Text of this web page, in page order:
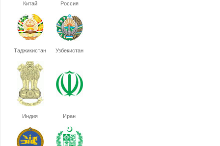
Китай Россия
Таджикистан Узбекистан
Индия Иран